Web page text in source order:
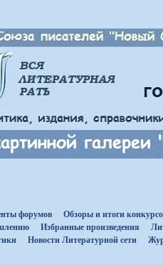
форумов Обзоры и итоги
Избранные произведения
Новости Литературной сети